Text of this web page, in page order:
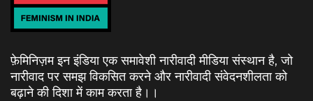
फ़ेमिनिज़म इन इंडिया एक समावेशी नारीवादी मीडिया संस्थान है, जो
नारीवाद पर समझ विकसित करने और नारीवादी संवेदनशीलता को
बढ़ाने की दिशा में काम करता है। ।